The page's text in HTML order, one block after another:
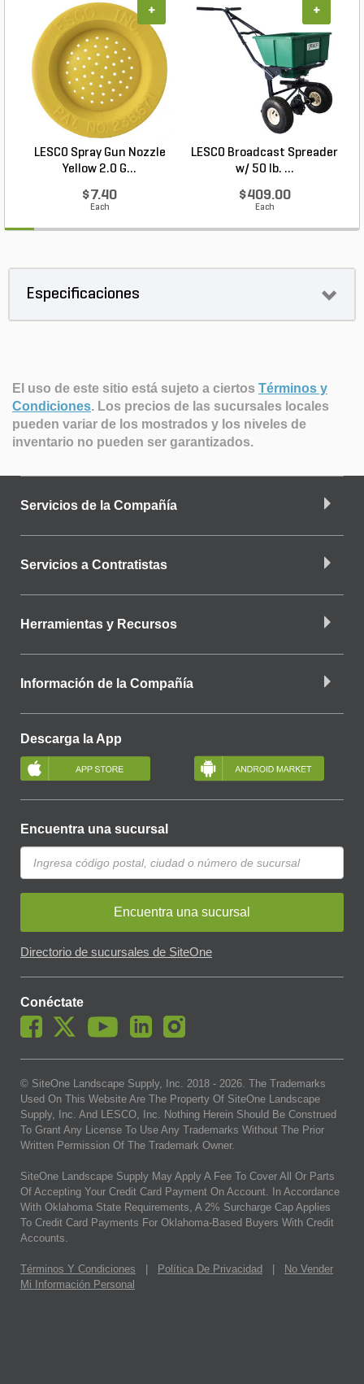
LESCO Spray Gun Nozzle
Yellow 2.0 G...
$7.40
Each
+
LESCO Broadcast Spreader
w/ 50 lb. ...
$409.00
Each
+
Especificaciones
El uso de este sitio está sujeto a ciertos Términos y
Condiciones. Los precios de las sucursales locales
pueden variar de los mostrados y los niveles de
inventario no pueden ser garantizados.
Servicios de la Compañía
Servicios a Contratistas
Herramientas y Recursos
Información de la Compañía
Descarga la App
Encuentra una sucursal
Encuentra una sucursal
Directorio de sucursales de SiteOne
Conéctate
© SiteOne Landscape Supply, Inc. 2018 - 2026. The Trademarks
Used On This Website Are The Property Of SiteOne Landscape
Supply, Inc. And LESCO, Inc. Nothing Herein Should Be Construed
To Grant Any License To Use Any Trademarks Without The Prior
Written Permission Of The Trademark Owner.
SiteOne Landscape Supply May Apply A Fee To Cover All Or Parts
Of Accepting Your Credit Card Payment On Account. In Accordance
With Oklahoma State Requirements, A 2% Surcharge Cap Applies
To Credit Card Payments For Oklahoma-Based Buyers With Credit
Accounts.
Términos Y Condiciones Política De Privacidad
No Vender
Mi Información Personal